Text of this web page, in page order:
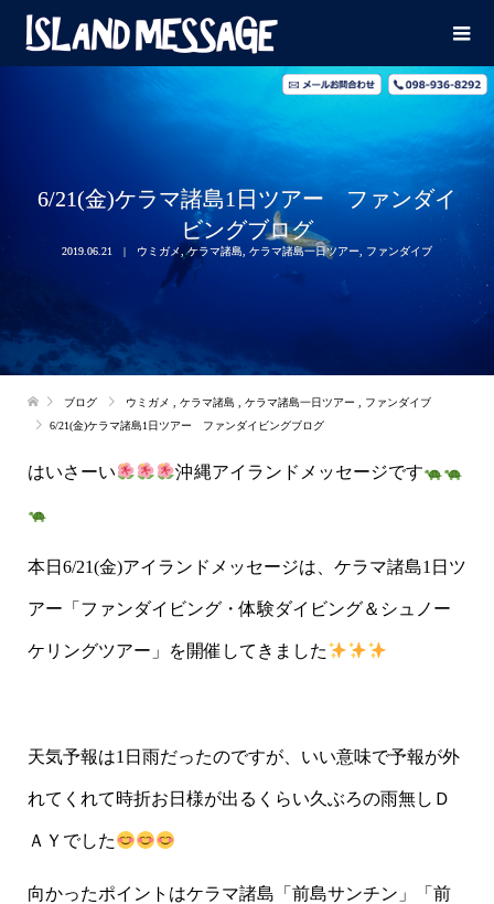
6/21(金)ケラマ諸島1日ツアー ファンダイ
ビングブログ
2019.06.21 ウミガメ ,ケラマ諸島 ケラマ諸島一日ツアー ファンダイブ
ブログ ウミガメ ケラマ諸島 ケラマ諸島一日ツアー
ファンダイブ
6/21(金)ケラマ諸島1日ツアー ファンダイビングブログ
はいさーい 沖縄アイランドメッセージです
本日6/21(金)アイランドメッセージは、ケラマ諸島1日ツ
アー「ファンダイビング・体験ダイビング＆シュノー
ケリングツアー」を開催してきました
天気予報は1日雨だったのですが、いい意味で予報が外
れてくれて時折お日様が出るくらい久ぶろの雨無しＤ
ＡＹでした
向かったポイントはケラマ諸島「前島サンチン」「前